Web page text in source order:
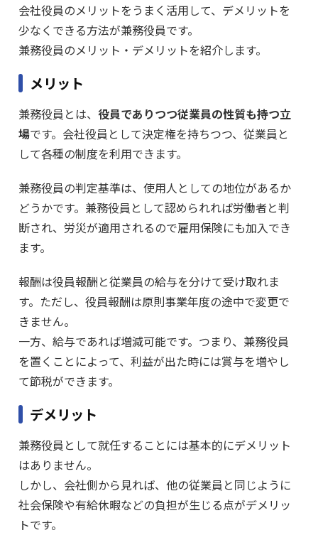
会社役員のメリットをうまく活用して、デメリットを
少なくできる方法が兼務役員です。
兼務役員のメリット・デメリットを紹介します。
メリット
兼務役員とは、 役員でありつつ従業員の性質も持つ立
場です。会社役員として決定権を持ちつつ、従業員と
して各種の制度を利用できます。
兼務役員の判定基準は、使用人としての地位があるか
どうかです。兼務役員として認められれば労働者と判
断され、労災が適用されるので雇用保険にも加入でき
ます。
報酬は役員報酬と従業員の給与を分けて受け取れま
す。ただし、役員報酬は原則事業年度の途中で変更で
きません。
一方、給与であれば増減可能です。つまり、兼務役員
を置くことによって、利益が出た時には賞与を増やし
て節税ができます。
デメリット
兼務役員として就任することには基本的にデメリット
はありません。
しかし、会社側から見れば、他の従業員と同じように
社会保険や有給休暇などの負担が生じる点がデメリッ
トです。